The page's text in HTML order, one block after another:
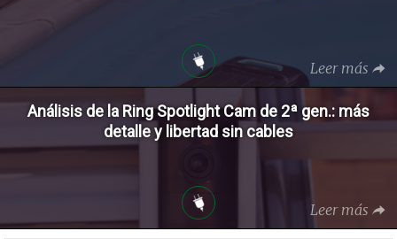
Leer más
Análisis de la Ring Spotlight Cam de 2ª gen.: más
detalle y libertad sin cables
Leer más